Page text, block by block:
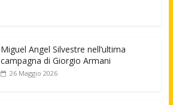
Miguel Angel Silvestre nell’ultima
campagna di Giorgio Armani
26 Maggio 2026